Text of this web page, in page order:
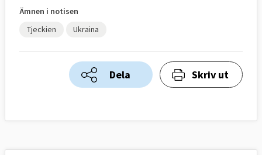
Ämnen i notisen
Tjeckien
Ukraina
Dela Skriv ut